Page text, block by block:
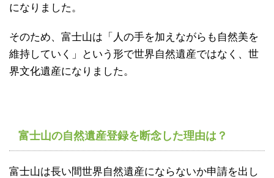
になりました。
そのため、富士山は「人の手を加えながらも自然美を
維持していく」という形で世界自然遺産ではなく、世
界文化遺産になりました。
富士山の自然遺産登録を断念した理由は？
富士山は長い間世界自然遺産にならないか申請を出し